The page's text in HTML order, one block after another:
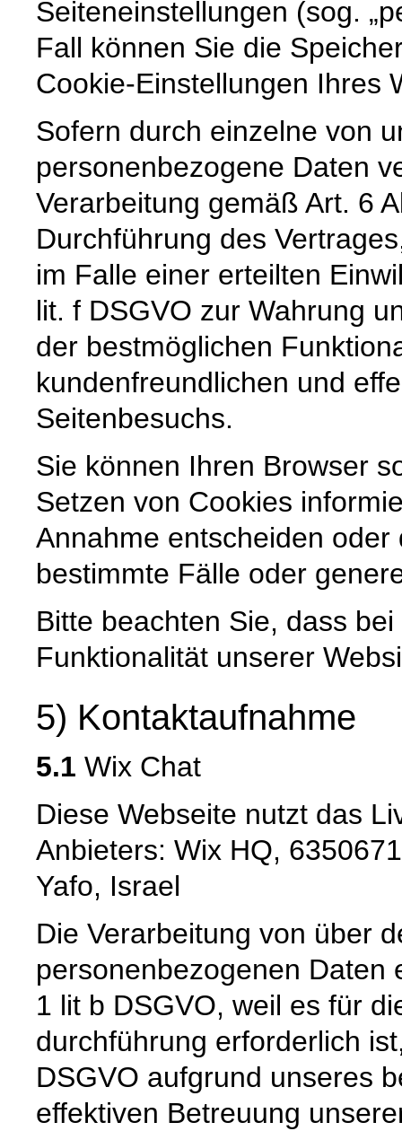
Seiteneinstellungen (sog.
Fall können Sie die
Cookie-Einstellungen Ihres
Sofern durch einzelne von
personenbezogene Daten
Verarbeitung gemäß Art. 6
Durchführung des
im Falle einer erteilten
lit. f DSGVO zur Wahrung
der bestmöglichen
kundenfreundlichen und
Seitenbesuchs.
Sie können Ihren Browser
Setzen von Cookies
Annahme entscheiden
bestimmte Fälle oder
Bitte beachten Sie, dass
Funktionalität unserer
5) Kontaktaufnahme
5.1 Wix Chat
Diese Webseite nutzt das
Anbieters: Wix HQ,
Yafo, Israel
Die Verarbeitung von über
personenbezogenen Daten
1 lit b DSGVO, weil es für
durchführung erforderlich
DSGVO aufgrund unseres
effektiven Betreuung